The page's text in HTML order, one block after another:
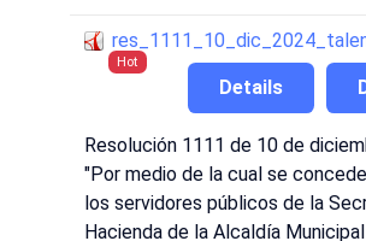
Hot
Details
Resolución 1111 de 10 de
"Por medio de la cual se
los servidores públicos de la
Hacienda de la Alcaldía